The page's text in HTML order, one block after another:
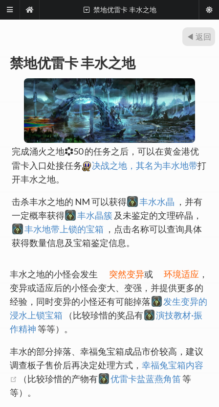
禁地优雷卡 丰水之地
◀ 返回
禁地优雷卡 丰水之地
完成涌火之地
50 的任务之后，可以在黄金港优
雷卡入口处接任务
决战之地，其名为丰水地带打
开丰水之地。
击杀丰水之地的 NM 可以获得 丰水水晶 ，并有
一定概率获得
丰水晶簇 及未鉴定的文理碎晶，
丰水地带上锁的宝箱 ，点击名称可以查询具体
获得数量信息及宝箱鉴定信息。
丰水之地的小怪会发生 突然变异或 环境适应 ，
变异或适应后的小怪会变大、变强，并提供更多的
经验，同时变异的小怪还有可能掉落
发生变异的
浸水上锁宝箱
（比较珍惜的奖品有
演技教材·振
作精神等等）。
丰水的部分掉落、幸福兔宝箱成品市价较高，建议
调查板子售价后再决定处理方式， 幸福兔宝箱内容
(opens new window)
（比较珍惜的产物有 优雷卡盐蓝燕角笛等
等）。